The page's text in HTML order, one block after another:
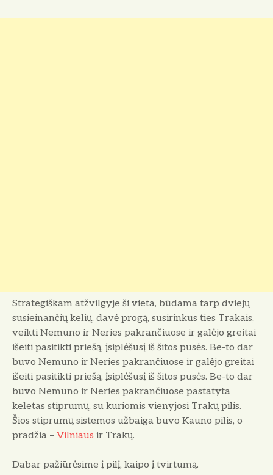
Strategiškam atžvilgyje ši vieta, būdama tarp dviejų
susieinančių kelių, davė progą, susirinkus ties Trakais,
veikti Nemuno ir Neries pakrančiuose ir galėjo greitai
išeiti pasitikti priešą, įsiplėšusį iš šitos pusės. Be-to dar
buvo Nemuno ir Neries pakrančiuose ir galėjo greitai
išeiti pasitikti priešą, įsiplėšusį iš šitos pusės. Be-to dar
buvo Nemuno ir Neries pakrančiuose pastatyta
keletas stiprumų, su kuriomis vienyjosi Trakų pilis.
Šios stiprumų sistemos užbaiga buvo Kauno pilis, o
pradžia – Vilniaus ir Trakų.
Dabar pažiūrėsime į pilį, kaipo į tvirtumą.